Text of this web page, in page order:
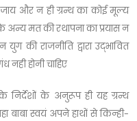
और न ही ग्रन्थ का कोई मूल्य
मत की रथापना का प्रयास न
युग की राजनीति द्वारा उद्भावित
नही होनी चाहिए
निर्देशों के अनुरूप ही यह ग्रन्थ
बाबा स्वयं अपने हाथों से किन्ही-